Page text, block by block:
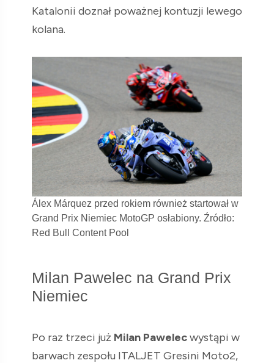
Katalonii doznał poważnej kontuzji lewego
kolana.
Álex Márquez przed rokiem również startował w
Grand Prix Niemiec MotoGP osłabiony. Źródło:
Red Bull Content Pool
Milan Pawelec na Grand Prix
Niemiec
Po raz trzeci już Milan Pawelecwystąpi w
barwach zespołu ITALJET Gresini Moto2,